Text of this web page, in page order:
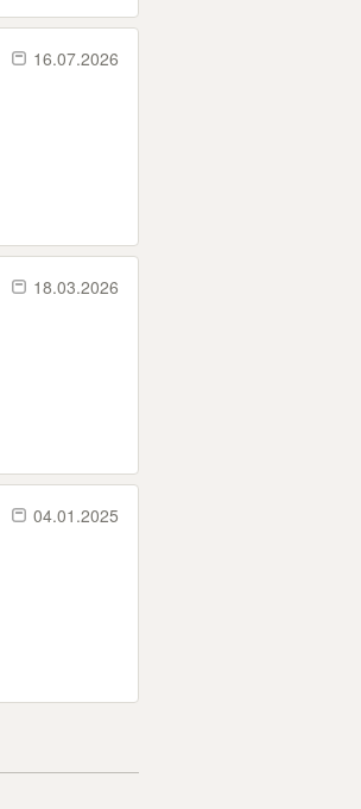
16.07.2026
18.03.2026
04.01.2025